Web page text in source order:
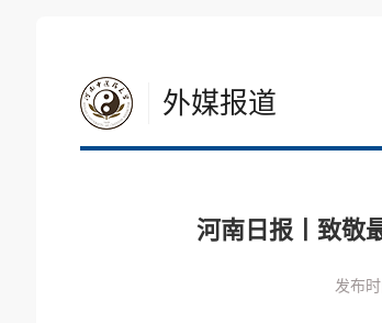
外媒报道
河南日报丨致敬
发布